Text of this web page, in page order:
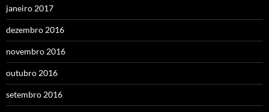
janeiro 2017
dezembro 2016
novembro 2016
outubro 2016
setembro 2016